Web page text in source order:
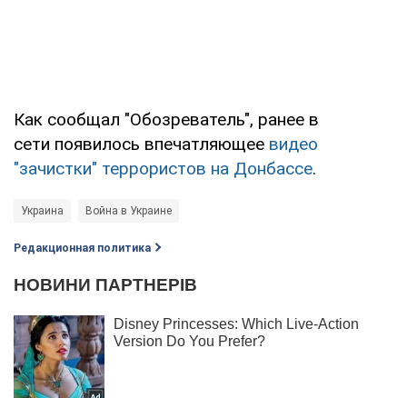
Как сообщал "Обозреватель", ранее в
сети появилось впечатляющее видео
"зачистки" террористов на Донбассе.
Украина Война в Украине
Редакционная политика